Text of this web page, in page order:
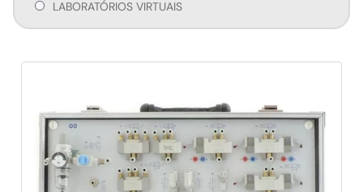
LABORATÓRIOS VIRTUAIS